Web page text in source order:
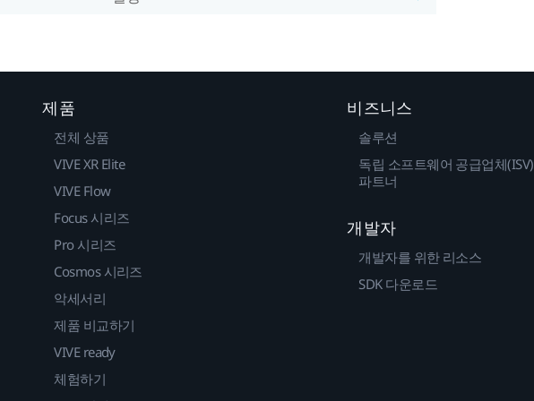
제품
전체 상품
VIVE XR Elite
VIVE Flow
Focus 시리즈
Pro 시리즈
Cosmos 시리즈
악세서리
제품 비교하기
VIVE ready
체험하기
비즈니스
솔루션
독립 소프트웨어 공급업체(ISV)
파트너
개발자
개발자를 위한 리소스
SDK 다운로드